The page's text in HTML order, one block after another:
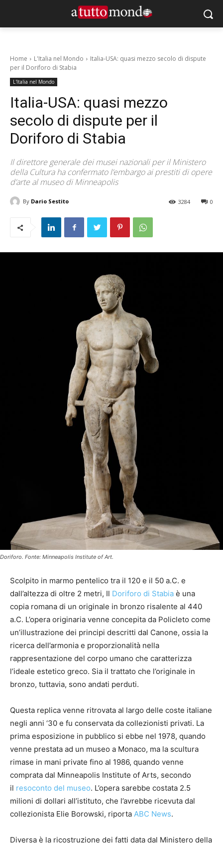
Home L'Italia nel Mondo
Italia-USA: quasi mezzo secolo di dispute
per il Doriforo di Stabia
L'Italia nel Mondo
Italia-USA: quasi mezzo
secolo di dispute per il
Doriforo di Stabia
Il direttore generale dei musei nazionali per il Ministero
della Cultura ha confermato l’embargo ai prestiti di opere
d’arte al museo di Minneapolis
By Dario Sestito 0
3284
Doriforo. Fonte: Minneapolis Institute of Art.
Scolpito in marmo pentelico tra il 120 e il 50 a.C. e
dall’altezza di oltre 2 metri, Il Doriforo di Stabia è una
copia romana di un originale in bronzo risalente al 440
a.C. L’opera originaria venne concepita da Policleto come
un’illustrazione dei principi descritti dal Canone, ossia la
ricerca dell’armonia e proporzionalità nella
rappresentazione del corpo umano che caratterizza
l’ideale estetico greco. Sia il trattato che l’originale in
bronzo, tuttavia, sono andati perduti.
Questa replica venne ritrovata al largo delle coste italiane
negli anni ‘30 e fu conservata da collezionisti privati. La
prima esposizione in pubblico si ebbe nel 1978, quando
venne prestata ad un museo a Monaco, ma la scultura
rimase in mani private fino al 1986, quando venne
comprata dal Minneapolis Institute of Arts, secondo
il resoconto del museo. L’opera sarebbe costata 2.5
milioni di dollari all’istituto, che l’avrebbe ricevuta dal
collezionista Elie Borowski, riporta ABC News.
Diversa è la ricostruzione dei fatti data dal Ministero della